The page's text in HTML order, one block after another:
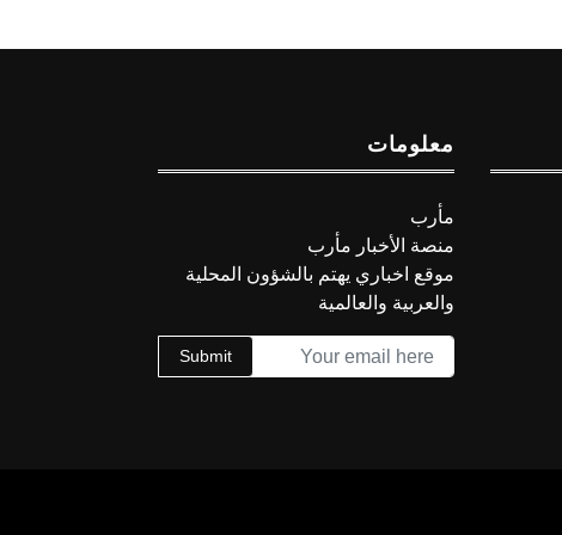
معلومات
مأرب
منصة الأخبار مأرب
موقع اخباري يهتم بالشؤون المحلية
والعربية والعالمية
Submit